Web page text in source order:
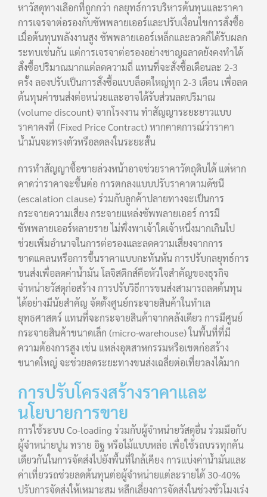
หาวัสดุทางเลือกที่ถูกกว่า กลยุทธ์การบริหารต้นทุนและราคา
การเจรจาต่อรองกับซัพพลายเออร์และปรับเงื่อนไขการสั่งซื้อ
เมื่อต้นทุนพลังงานสูง ซัพพลายเออร์เหล็กและลวดก็ได้รับผลก
ระทบเช่นกัน แต่การเจรจาต่อรองอย่างชาญฉลาดยังคงทำได้
สั่งซื้อปริมาณมากแต่ลดความถี่ แทนที่จะสั่งซื้อเดือนละ 2-3
ครั้ง ลองปรับเป็นการสั่งซื้อแบบล็อตใหญ่ทุก 2-3 เดือน เพื่อลด
ต้นทุนค่าขนส่งต่อหน่วยและอาจได้รับส่วนลดปริมาณ
(volume discount) จากโรงงาน ทำสัญญาระยะยาวแบบ
ราคาคงที่ (Fixed Price Contract) หากคาดการณ์ว่าราคา
น้ำมันจะทรงตัวหรือลดลงในระยะสั้น
การทำสัญญาซื้อขายล่วงหน้าอาจช่วยราคาวัตถุดิบได้ แต่หาก
คาดว่าราคาจะขึ้นต่อ การตกลงแบบปรับราคาตามดัชนี
(escalation clause) ร่วมกับลูกค้าปลายทางจะเป็นการ
กระจายความเสี่ยง กระจายแหล่งซัพพลายเออร์ การมี
ซัพพลายเออร์หลายราย ไม่พึ่งพาเจ้าใดเจ้าหนึ่งมากเกินไป
ช่วยเพิ่มอำนาจในการต่อรองและลดความเสี่ยงจากการ
ขาดแคลนหรือการขึ้นราคาแบบกะทันหัน การปรับกลยุทธ์การ
ขนส่งเพื่อลดค่าน้ำมัน โลจิสติกส์คือหัวใจสำคัญของธุรกิจ
จำหน่ายวัสดุก่อสร้าง การปรับวิธีการขนส่งสามารถลดต้นทุน
ได้อย่างมีนัยสำคัญ จัดตั้งศูนย์กระจายสินค้าในทำเล
ยุทธศาสตร์ แทนที่จะกระจายสินค้าจากคลังเดียว การมีศูนย์
กระจายสินค้าขนาดเล็ก (micro-warehouse) ในพื้นที่ที่มี
ความต้องการสูง เช่น แหล่งอุตสาหกรรมหรือเขตก่อสร้าง
ขนาดใหญ่ จะช่วยลดระยะทางขนส่งเฉลี่ยต่อเที่ยวลงได้มาก
การปรับโครงสร้างราคาและ
นโยบายการขาย
การใช้ระบบ Co-loading ร่วมกับผู้จำหน่ายวัสดุอื่น ร่วมมือกับ
ผู้จำหน่ายปูน ทราย อิฐ หรือไม้แบบหล่อ เพื่อใช้รถบรรทุกคัน
เดียวกันในการจัดส่งไปยังพื้นที่ใกล้เคียง การแบ่งค่าน้ำมันและ
ค่าเที่ยวรถช่วยลดต้นทุนต่อผู้จำหน่ายแต่ละรายได้ 30-40%
ปรับการจัดส่งให้เหมาะสม หลีกเลี่ยงการจัดส่งในช่วงชั่วโมงเร่ง